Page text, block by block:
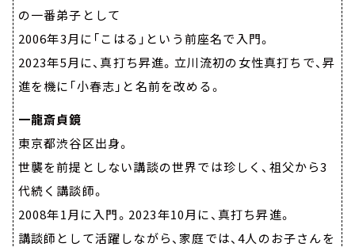
の一番弟子として
2006年3月に「こはる」という前座名で入門。
2023年5月に、真打ち昇進。立川流初の女性真打ちで、昇
進を機に「小春志」と名前を改める。
一龍斎貞鏡
東京都渋谷区出身。
世襲を前提としない講談の世界では珍しく、祖父から3
代続く講談師。
2008年1月に入門。2023年10月に、真打ち昇進。
講談師として活躍しながら、家庭では、4人のお子さんを